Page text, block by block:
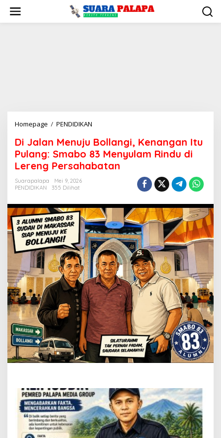
konten
Homepage / PENDIDIKAN
Menuju
Bollangi,
Kenangan
83
Menyulam
Rindu
di
Lereng
Persahabatan
Di Jalan Menuju Bollangi, Kenangan Itu
Pulang: Smabo 83 Menyulam Rindu di
Lereng Persahabatan
Suarapalapa
Mei 9, 2026
PENDIDIKAN
355 Dilihat